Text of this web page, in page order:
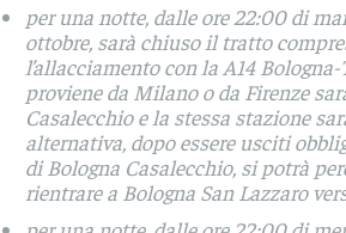
per una notte, dalle ore 22:00 di
ottobre, sarà chiuso il tratto
l’allacciamento con la A14
proviene da Milano o da Firenze
Casalecchio e la stessa stazione
alternativa, dopo essere usciti
di Bologna Casalecchio, si potrà
rientrare a Bologna San Lazzaro